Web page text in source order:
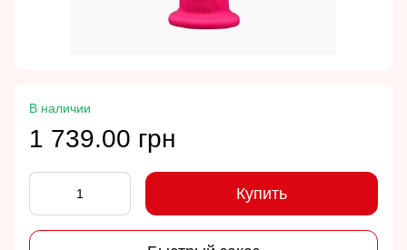
В наличии
1 739.00 грн
Купить